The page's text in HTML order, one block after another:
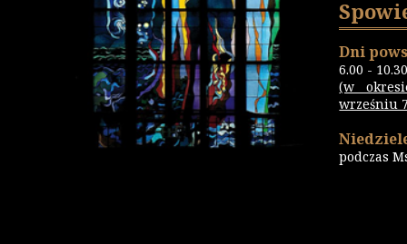
Dni
6.00 -
(w
wrześniu
podczas